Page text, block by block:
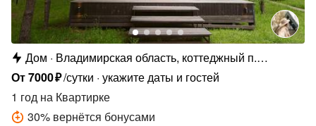
Дом
Владимирская область, коттеджный п.
Сосновые Озёра
От7000₽/сутки укажите даты и гостей
1 год на Квартирке
30% вернётся бонусами